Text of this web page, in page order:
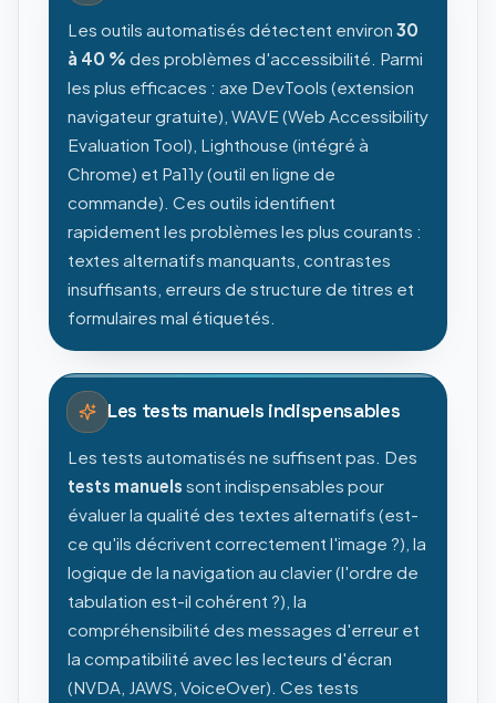
Les outils automatisés détectent environ 30
à 40 % des problèmes d'accessibilité. Parmi
les plus efficaces : axe DevTools (extension
navigateur gratuite), WAVE (Web Accessibility
Evaluation Tool), Lighthouse (intégré à
Chrome) et Pa11y (outil en ligne de
commande). Ces outils identifient
rapidement les problèmes les plus courants :
textes alternatifs manquants, contrastes
insuffisants, erreurs de structure de titres et
formulaires mal étiquetés.
Les tests manuels indispensables
Les tests automatisés ne suffisent pas. Des
tests manuels sont indispensables pour
évaluer la qualité des textes alternatifs (est-
ce qu'ils décrivent correctement l'image ?), la
logique de la navigation au clavier (l'ordre de
tabulation est-il cohérent ?), la
compréhensibilité des messages d'erreur et
la compatibilité avec les lecteurs d'écran
(NVDA, JAWS, VoiceOver). Ces tests